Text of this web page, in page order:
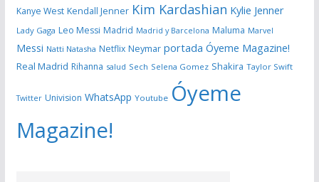
Kanye West Kendall Jenner Kim Kardashian Kylie Jenner
Lady Gaga Leo Messi Madrid Madrid y Barcelona Maluma Marvel
Messi Natti Natasha Netflix Neymar portada Óyeme Magazine!
Real Madrid Rihanna salud Sech Selena Gomez Shakira Taylor Swift
Twitter Univision WhatsApp Youtube Óyeme
Magazine!